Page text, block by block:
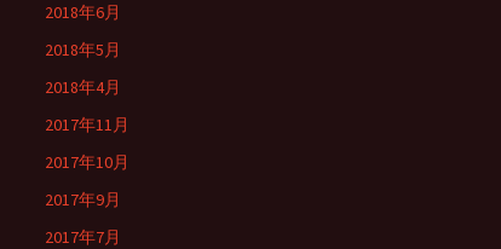
2018年6月
2018年5月
2018年4月
2017年11月
2017年10月
2017年9月
2017年7月